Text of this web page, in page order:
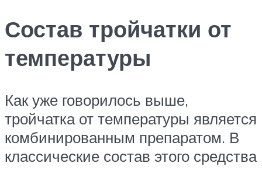
Состав тройчатки от
температуры
Как уже говорилось выше,
тройчатка от температуры является
комбинированным препаратом. В
классические состав этого средства